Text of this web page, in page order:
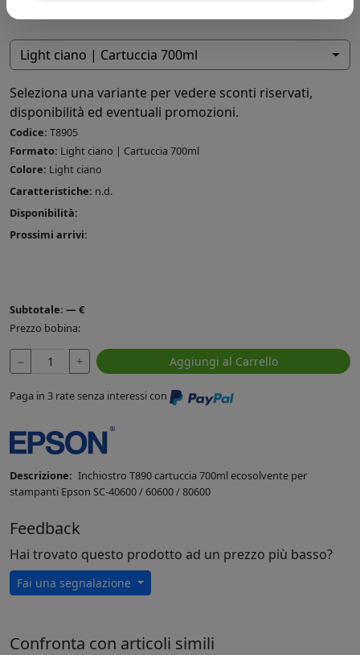
Light ciano | Cartuccia 700ml
Seleziona una variante per vedere sconti riservati,
disponibilità ed eventuali promozioni.
Codice: T8905
Formato: Light ciano | Cartuccia 700ml
Colore: Light ciano
Caratteristiche: n.d.
Disponibilità:
Prossimi arrivi:
Subtotale: —€
Prezzo bobina:
− + Aggiungi al Carrello
Paga in 3 rate senza interessi con
Descrizione: Inchiostro T890 cartuccia 700ml ecosolvente per
stampanti Epson SC-40600 / 60600 / 80600
Feedback
Hai trovato questo prodotto ad un prezzo più basso?
Fai una segnalazione
Confronta con articoli simili